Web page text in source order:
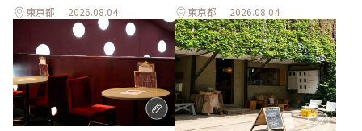
東京都 2026.08.04 東京都 2026.08.04